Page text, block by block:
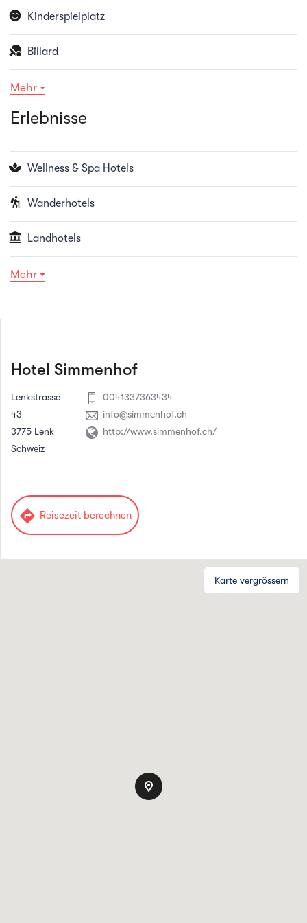
Billardtisch steht ebenfalls zu Ihrer Verfügung.
Bike Raum sowie Wasch-und
Kinderspielplatz
Billard
Mehr
Erlebnisse
Wellness & Spa Hotels
Wanderhotels
Landhotels
Mehr
Hotel Simmenhof
Lenkstrasse
43
3775 Lenk
Schweiz
0041337363434
info@simmenhof.ch
http://www.simmenhof.ch/
directions Reisezeit berechnen
Karte vergrössern